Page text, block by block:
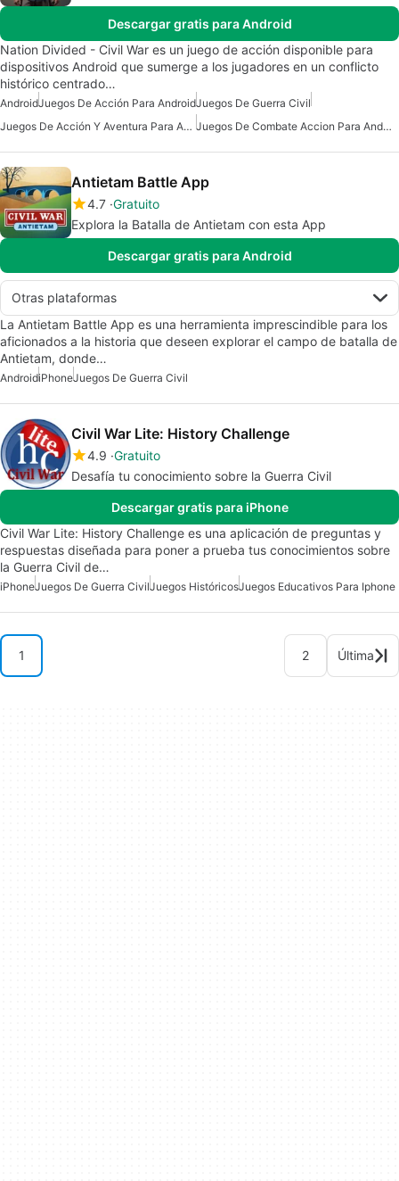
Descargar gratis para Android
Nation Divided - Civil War es un juego de acción disponible para
dispositivos Android que sumerge a los jugadores en un conflicto
histórico centrado…
AndroidJuegos De Acción Para AndroidJuegos De Guerra Civil
Juegos De Acción Y Aventura Para Android
Juegos De Combate Accion Para Android
Antietam Battle App
4.7 Gratuito
Explora la Batalla de Antietam con esta App
Descargar gratis para Android
Otras plataformas
La Antietam Battle App es una herramienta imprescindible para los
aficionados a la historia que deseen explorar el campo de batalla de
Antietam, donde…
AndroidiPhoneJuegos De Guerra Civil
Civil War Lite: History Challenge
4.9 Gratuito
Desafía tu conocimiento sobre la Guerra Civil
Descargar gratis para iPhone
Civil War Lite: History Challenge es una aplicación de preguntas y
respuestas diseñada para poner a prueba tus conocimientos sobre
la Guerra Civil de…
iPhoneJuegos De Guerra CivilJuegos HistóricosJuegos Educativos Para Iphone
1 2 Última